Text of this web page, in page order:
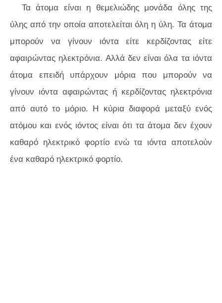
Τα άτομα είναι η θεμελιώδης μονάδα όλης της
ύλης από την οποία αποτελείται όλη η ύλη. Τα άτομα
μπορούν να γίνουν ιόντα είτε κερδίζοντας είτε
αφαιρώντας ηλεκτρόνια. Αλλά δεν είναι όλα τα ιόντα
άτομα επειδή υπάρχουν μόρια που μπορούν να
γίνουν ιόντα αφαιρώντας ή κερδίζοντας ηλεκτρόνια
από αυτό το μόριο. Η κύρια διαφορά μεταξύ ενός
ατόμου και ενός ιόντος είναι ότι τα άτομα δεν έχουν
καθαρό ηλεκτρικό φορτίο ενώ τα ιόντα αποτελούν
ένα καθαρό ηλεκτρικό φορτίο.